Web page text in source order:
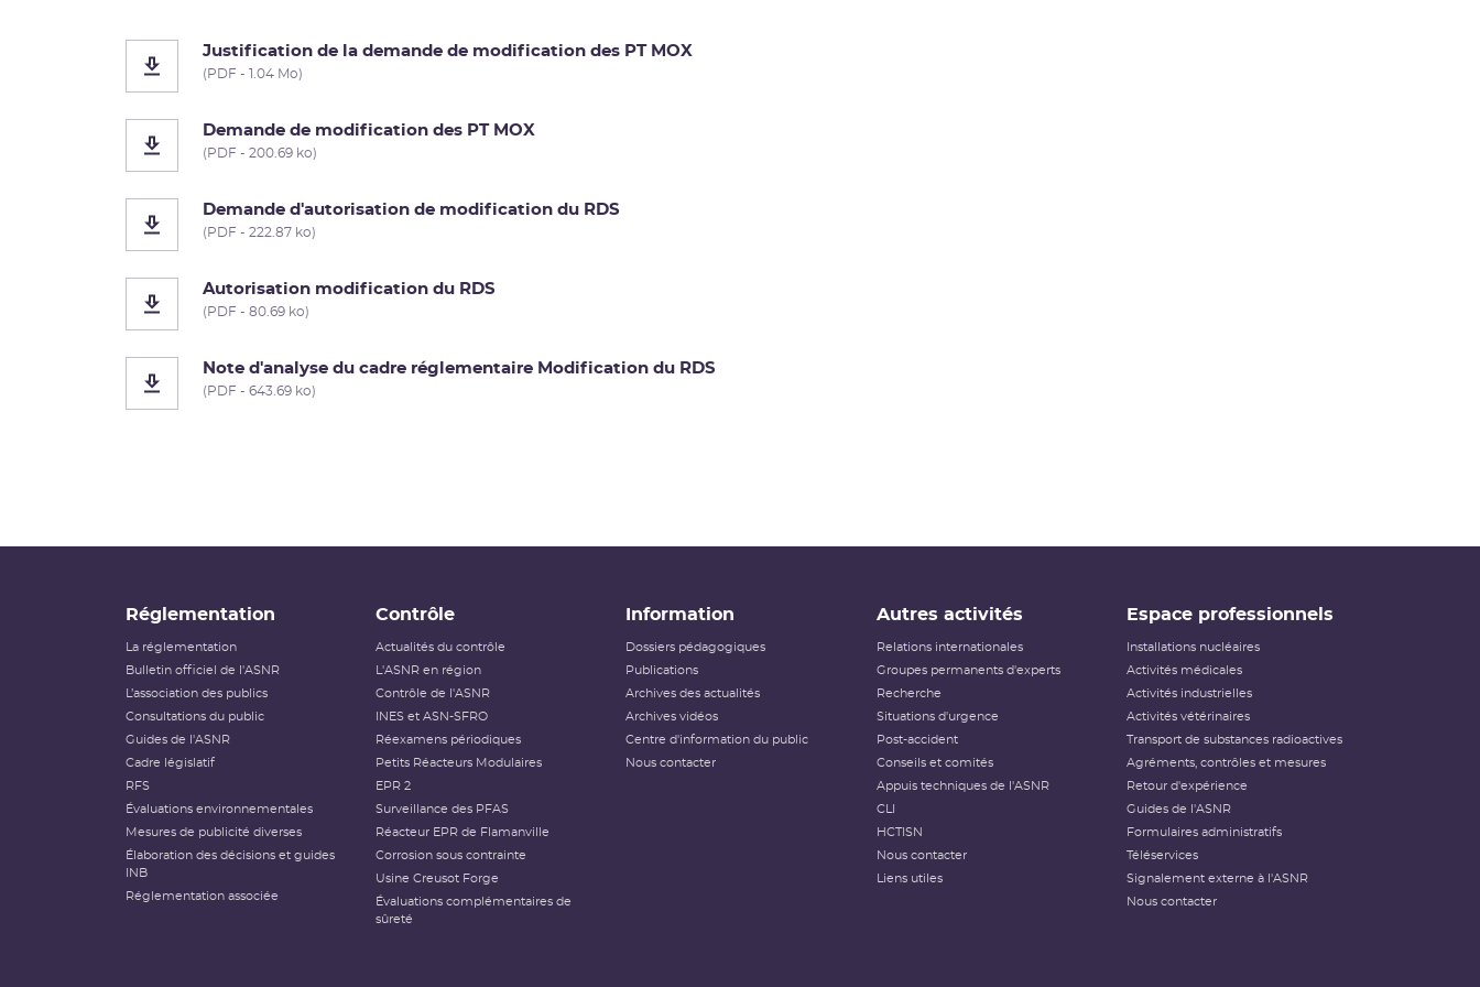
Justification de la demande de modification des PT MOX
(PDF - 1.04 Mo)
Demande de modification des PT MOX
(PDF - 200.69 ko)
Demande d'autorisation de modification du RDS
(PDF - 222.87 ko)
Autorisation modification du RDS
(PDF - 80.69 ko)
Note d'analyse du cadre réglementaire Modification du RDS
(PDF - 643.69 ko)
Réglementation
La réglementation
Bulletin officiel de l'ASNR
L’association des publics
Consultations du public
Guides de l'ASNR
Cadre législatif
RFS
Évaluations environnementales
Mesures de publicité diverses
Élaboration des décisions et guides
INB
Réglementation associée
Contrôle
Actualités du contrôle
L'ASNR en région
Contrôle de l'ASNR
INES et ASN-SFRO
Réexamens périodiques
Petits Réacteurs Modulaires
EPR 2
Surveillance des PFAS
Réacteur EPR de Flamanville
Corrosion sous contrainte
Usine Creusot Forge
Évaluations complémentaires de
sûreté
Information
Dossiers pédagogiques
Publications
Archives des actualités
Archives vidéos
Centre d'information du public
Nous contacter
Autres activités
Relations internationales
Groupes permanents d'experts
Recherche
Situations d'urgence
Post-accident
Conseils et comités
Appuis techniques de l'ASNR
CLI
HCTISN
Nous contacter
Liens utiles
Espace professionnels
Installations nucléaires
Activités médicales
Activités industrielles
Activités vétérinaires
Transport de substances radioactives
Agréments, contrôles et mesures
Retour d'expérience
Guides de l'ASNR
Formulaires administratifs
Téléservices
Signalement externe à l'ASNR
Nous contacter